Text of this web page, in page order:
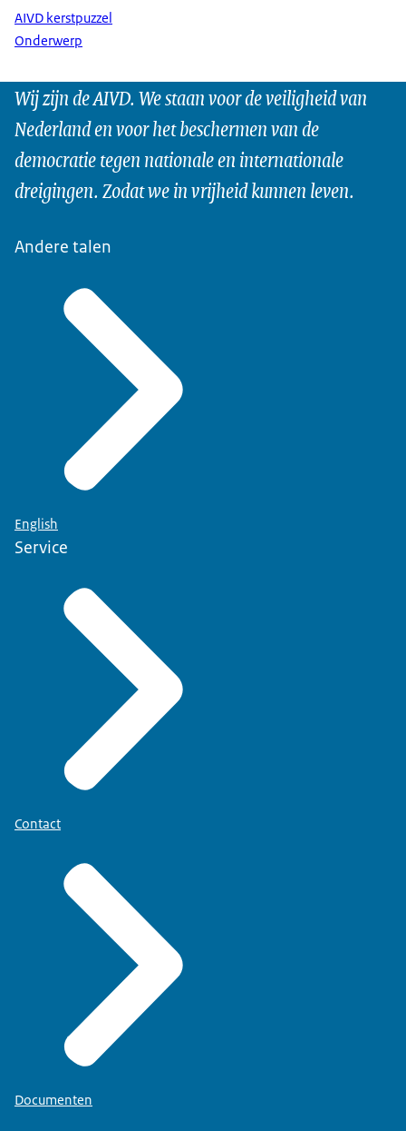
AIVD kerstpuzzel
Onderwerp
Wij zijn de AIVD. We staan voor de veiligheid van
Nederland en voor het beschermen van de
democratie tegen nationale en internationale
dreigingen. Zodat we in vrijheid kunnen leven.
Andere talen
English
Service
Contact
Documenten